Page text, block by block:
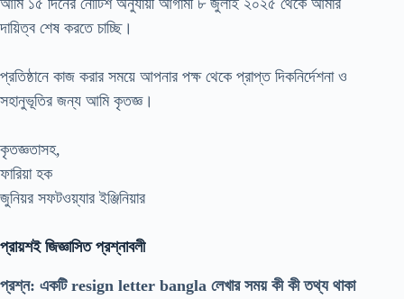
আমি ১৫ দিনের নোটিশ অনুযায়ী আগামী ৮ জুলাই ২০২৫ থেকে আমার
দায়িত্ব শেষ করতে চাচ্ছি।
প্রতিষ্ঠানে কাজ করার সময়ে আপনার পক্ষ থেকে প্রাপ্ত দিকনির্দেশনা ও
সহানুভূতির জন্য আমি কৃতজ্ঞ।
কৃতজ্ঞতাসহ,
ফারিয়া হক
জুনিয়র সফটওয়্যার ইঞ্জিনিয়ার
প্রায়শই জিজ্ঞাসিত প্রশ্নাবলী
প্রশ্ন: একটি resign letter bangla লেখার সময় কী কী তথ্য থাকা